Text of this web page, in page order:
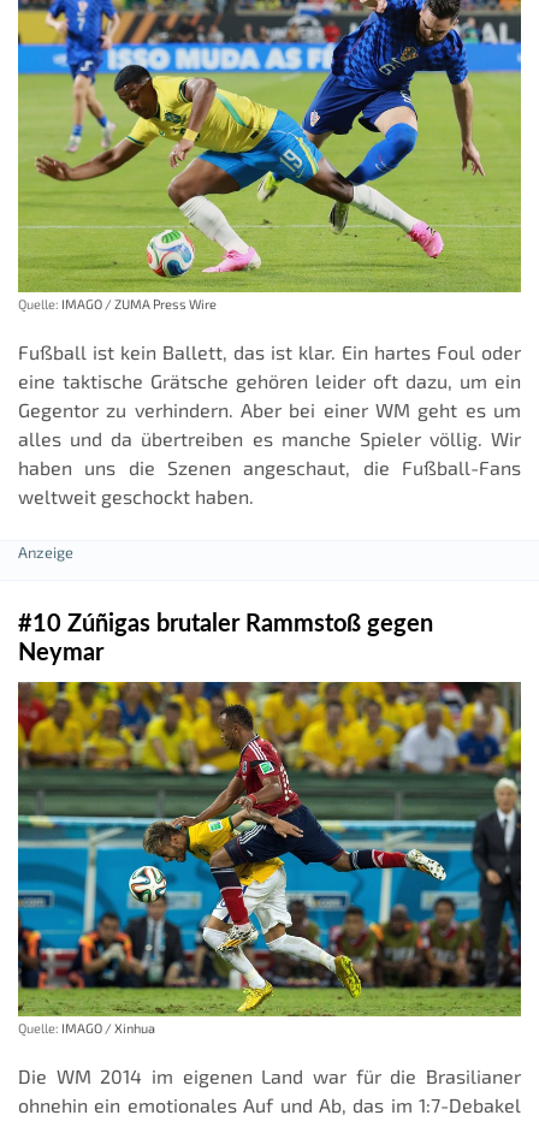
Quelle: IMAGO / ZUMA Press Wire
Fußball ist kein Ballett, das ist klar. Ein hartes Foul oder
eine taktische Grätsche gehören leider oft dazu, um ein
Gegentor zu verhindern. Aber bei einer WM geht es um
alles und da übertreiben es manche Spieler völlig. Wir
haben uns die Szenen angeschaut, die Fußball-Fans
weltweit geschockt haben.
#10 Zúñigas brutaler Rammstoß gegen
Neymar
Quelle: IMAGO / Xinhua
Die WM 2014 im eigenen Land war für die Brasilianer
ohnehin ein emotionales Auf und Ab, das im 1:7-Debakel